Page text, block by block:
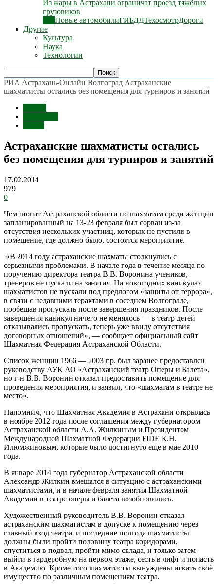
Из жары в Астрахани ограничат проезд тяжёлых
грузовиков
Новые автомобилиГИБДДТехосмотрДороги
Другие
Культура
Наука
Технологии
РИА Астрахань-Онлайн Волгоград Астраханские
шахматисты остались без помещения для турниров и занятий
Астраханские шахматисты остались
без помещения для турниров и занятий
17.02.2014
979
0
Чемпионат Астраханской области по шахматам среди женщин
запланированный на 13-23 февраля был сорван из-за
отсутствия нескольких участниц, которых не пустили в
помещение, где должно было, состоятся мероприятие.
«В 2014 году астраханские шахматы столкнулись с
серьезными проблемами. В начале года в течение месяца по
поручению директора театра В.В. Воронина учеников,
тренеров не пускали на занятия. На новогодних каникулах
шахматистов не пускали под предлогом «защиты от террора»,
в связи с недавними терактами в соседнем Волгограде,
пообещав пропускать после завершения праздников. После
завершения каникул ничего не менялось — в театр детей
отказывались пропускать, теперь уже ввиду отсутствия
договорных отношений», — сообщает официальный сайт
Шахматная Федерация Астраханской Области.
Список женщин 1966 — 2003 г.р. был заранее предоставлен
руководству АУК АО «Астраханский театр Оперы и Балета»,
но г-н В.В. Воронин отказал предоставить помещение для
проведения мероприятия, и заявил, что «шахматам в театре не
место».
Напомним, что Шахматная Академия в Астрахани открылась
в ноябре 2012 года после соглашения между губернатором
Астраханской области А.А. Жилкиным и Президентом
Международной Шахматной Федерации FIDE К.Н.
Илюмжиновым, которые было достигнуто ещё в мае 2010
года.
В январе 2014 года губернатор Астраханской области
Александр Жилкин вмешался в ситуацию с астраханскими
шахматистами, и в начале февраля занятия Шахматной
Академии в театре оперы и балета возобновились.
Художественный руководитель В.В. Воронин отказал
астраханским шахматистам в допуске к помещению через
главный вход театра, и последние полгода шахматисты
должны были пройти половину театра коридорами,
спуститься в подвал, пройти мимо склада, и только затем
выйти в гардеробную на первом этаже, сесть в лифт и попасть
в Академию. Кроме того шахматисты вынуждены искать своё
имущество по различным помещениям театра.